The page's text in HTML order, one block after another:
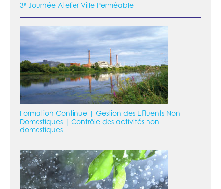
3ᵉ Journée Atelier Ville Perméable
Formation Continue | Gestion des Effluents Non
Domestiques | Contrôle des activités non
domestiques